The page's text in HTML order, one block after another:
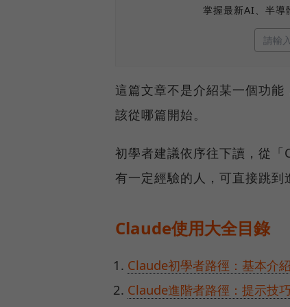
掌握最新AI、半導
這篇文章不是介紹某一個功能
該從哪篇開始。
初學者建議依序往下讀，從
有一定經驗的人，可直接跳到
Claude使用大全目錄
Claude初學者路徑：基本介
Claude進階者路徑：提示技